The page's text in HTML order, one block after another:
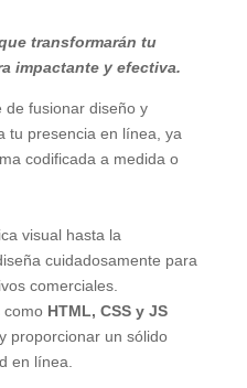
transformarán tu
impactante y efectiva.
de fusionar diseño y
tu presencia en línea, ya
codificada a medida o
visual hasta la
cuidadosamente para
comerciales.
como HTML, CSS y JS
proporcionar un sólido
en línea.